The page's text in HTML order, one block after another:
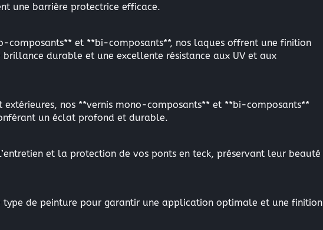
une barrière protectrice efficace.
composants** et **bi-composants**, nos laques offrent une finition
durable et une excellente résistance aux UV et aux
extérieures, nos **vernis mono-composants** et **bi-composants**
un éclat profond et durable.
et la protection de vos ponts en teck, préservant leur beauté
type de peinture pour garantir une application optimale et une finition